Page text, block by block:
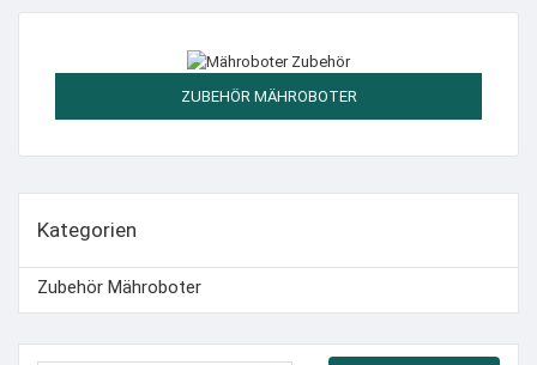
ZUBEHÖR MÄHROBOTER
Kategorien
Zubehör Mähroboter